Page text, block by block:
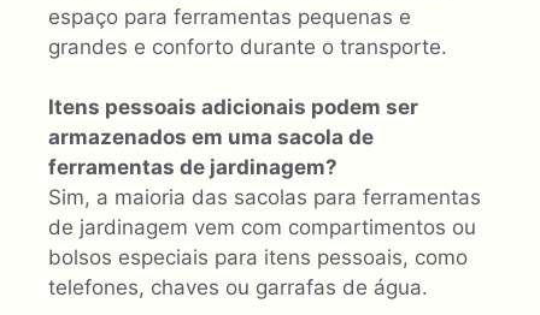
espaço para ferramentas pequenas e
grandes e conforto durante o transporte.
Itens pessoais adicionais podem ser
armazenados em uma sacola de
ferramentas de jardinagem?
Sim, a maioria das sacolas para ferramentas
de jardinagem vem com compartimentos ou
bolsos especiais para itens pessoais, como
telefones, chaves ou garrafas de água.